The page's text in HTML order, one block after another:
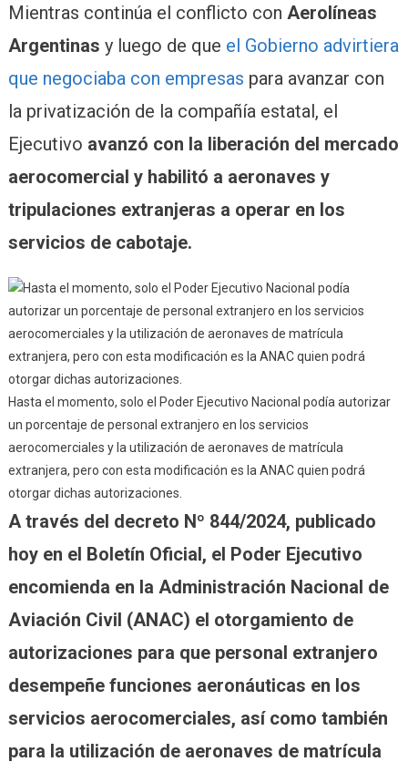
Mientras continúa el conflicto con Aerolíneas
Argentinas y luego de que el Gobierno advirtiera
que negociaba con empresas para avanzar con
la privatización de la compañía estatal, el
Ejecutivo avanzó con la liberación del mercado
aerocomercial y habilitó a aeronaves y
tripulaciones extranjeras a operar en los
servicios de cabotaje.
Hasta el momento, solo el Poder Ejecutivo Nacional podía autorizar
un porcentaje de personal extranjero en los servicios
aerocomerciales y la utilización de aeronaves de matrícula
extranjera, pero con esta modificación es la ANAC quien podrá
otorgar dichas autorizaciones.
A través del decreto Nº 844/2024, publicado
hoy en el Boletín Oficial, el Poder Ejecutivo
encomienda en la Administración Nacional de
Aviación Civil (ANAC) el otorgamiento de
autorizaciones para que personal extranjero
desempeñe funciones aeronáuticas en los
servicios aerocomerciales, así como también
para la utilización de aeronaves de matrícula